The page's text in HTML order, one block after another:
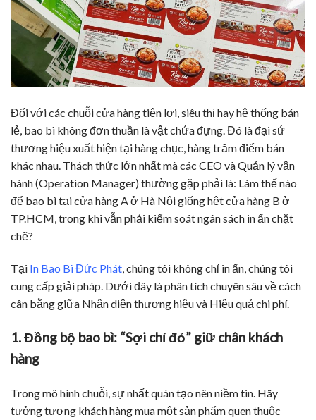
Đối với các chuỗi cửa hàng tiện lợi, siêu thị hay hệ thống bán
lẻ, bao bì không đơn thuần là vật chứa đựng. Đó là đại sứ
thương hiệu xuất hiện tại hàng chục, hàng trăm điểm bán
khác nhau. Thách thức lớn nhất mà các CEO và Quản lý vận
hành (Operation Manager) thường gặp phải là: Làm thế nào
để bao bì tại cửa hàng A ở Hà Nội giống hệt cửa hàng B ở
TP.HCM, trong khi vẫn phải kiểm soát ngân sách in ấn chặt
chẽ?
Tại In Bao Bì Đức Phát, chúng tôi không chỉ in ấn, chúng tôi
cung cấp giải pháp. Dưới đây là phân tích chuyên sâu về cách
cân bằng giữa Nhận diện thương hiệu và Hiệu quả chi phí.
1. Đồng bộ bao bì: “Sợi chỉ đỏ” giữ chân khách
hàng
Trong mô hình chuỗi, sự nhất quán tạo nên niềm tin. Hãy
tưởng tượng khách hàng mua một sản phẩm quen thuộc